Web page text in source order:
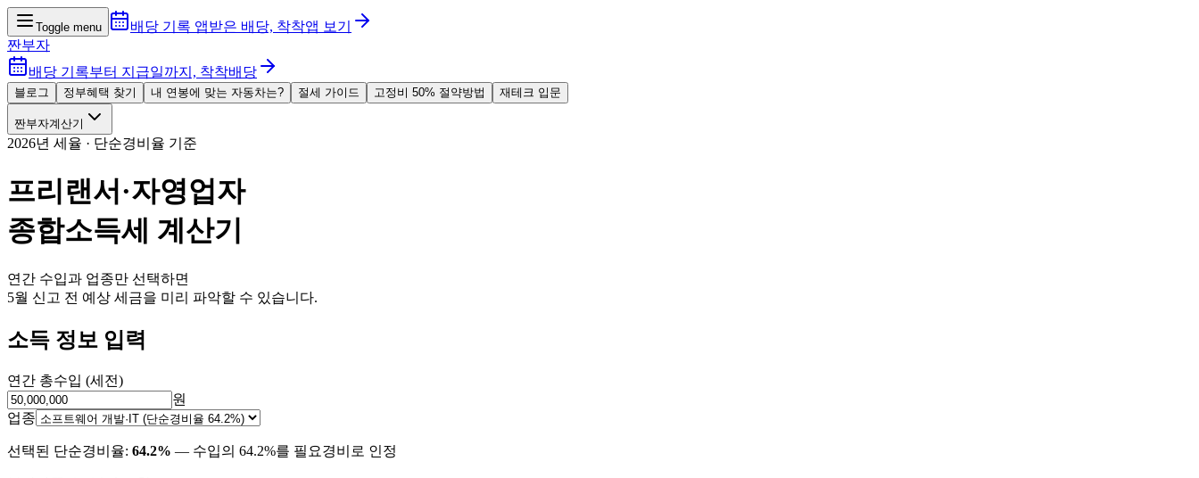
Toggle menu 배당 기록 앱받은 배당, 착착앱 보기
짠부자
배당 기록부터 지급일까지, 착착배당
블로그 정부혜택 찾기 내 연봉에 맞는 자동차는? 절세 가이드 고정비 50% 절약방법 재테크 입문
짠부자계산기
2026년 세율 · 단순경비율 기준
프리랜서·자영업자
종합소득세 계산기
연간 수입과 업종만 선택하면
5월 신고 전 예상 세금을 미리 파악할 수 있습니다.
소득 정보 입력
연간 총수입 (세전)
원
업종
선택된 단순경비율: 64.2% — 수입의 64.2%를 필요경비로 인정